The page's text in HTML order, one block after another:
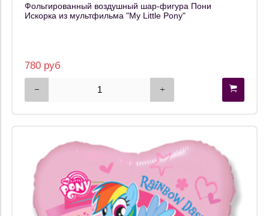
Фольгированный воздушный шар-фигура Пони
Искорка из мультфильма "My Little Pony"
780 руб